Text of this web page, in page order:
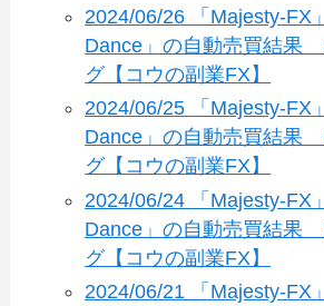
2024/06/26 「Majesty-FX
Dance」の自動売買結果
グ【コウの副業FX】
2024/06/25 「Majesty-FX
Dance」の自動売買結果
グ【コウの副業FX】
2024/06/24 「Majesty-FX
Dance」の自動売買結果
グ【コウの副業FX】
2024/06/21 「Majesty-FX